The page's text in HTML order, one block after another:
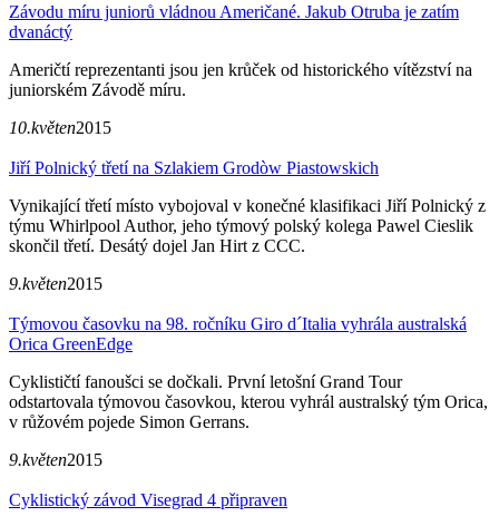
Závodu míru juniorů vládnou Američané. Jakub Otruba je zatím
dvanáctý
Američtí reprezentanti jsou jen krůček od historického vítězství na
juniorském Závodě míru.
10.květen2015
Jiří Polnický třetí na Szlakiem Grodòw Piastowskich
Vynikající třetí místo vybojoval v konečné klasifikaci Jiří Polnický z
týmu Whirlpool Author, jeho týmový polský kolega Pawel Cieslik
skončil třetí. Desátý dojel Jan Hirt z CCC.
9.květen2015
Týmovou časovku na 98. ročníku Giro d´Italia vyhrála australská
Orica GreenEdge
Cyklističtí fanoušci se dočkali. První letošní Grand Tour
odstartovala týmovou časovkou, kterou vyhrál australský tým Orica,
v růžovém pojede Simon Gerrans.
9.květen2015
Cyklistický závod Visegrad 4 připraven